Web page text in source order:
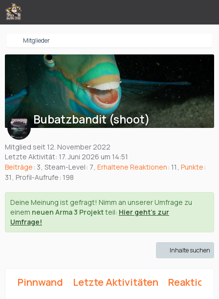
Mitglieder
Bubatzbandit (shoot)
Mitglied seit 12. November 2022
Letzte Aktivität: 17. Juni 2026 um 14:51
Beiträge 3 Steam-Level 7 Erhaltene Reaktionen 11 Punkte
31 Profil-Aufrufe 198
Deine Meinung ist gefragt! Nimm an unserer Umfrage zu
einem neuen Arma 3 Projektteil: Hier geht's zur
Umfrage!
Inhalte suchen
Pinnwand Letzte Aktivitäten